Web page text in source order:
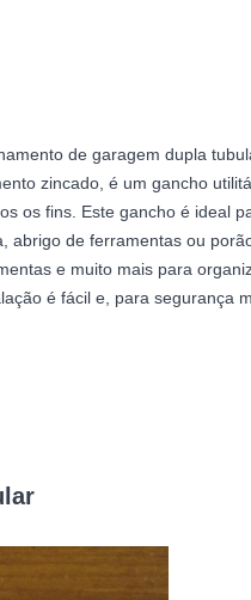
de garagem dupla
zincado, é um gancho
os fins. Este gancho é ideal
abrigo de ferramentas ou
e muito mais para
é fácil e, para segurança